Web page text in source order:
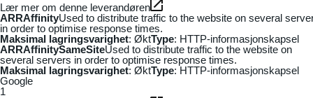
Lær mer om denne leverandøren
ARRAffinityUsed to distribute traffic to the website on several
in order to optimise response times.
Maksimal lagringsvarighet: ØktType: HTTP-informasjonskapsel
ARRAffinitySameSiteUsed to distribute traffic to the website on
several servers in order to optimise response times.
Maksimal lagringsvarighet: ØktType: HTTP-informasjonskapsel
Google
1